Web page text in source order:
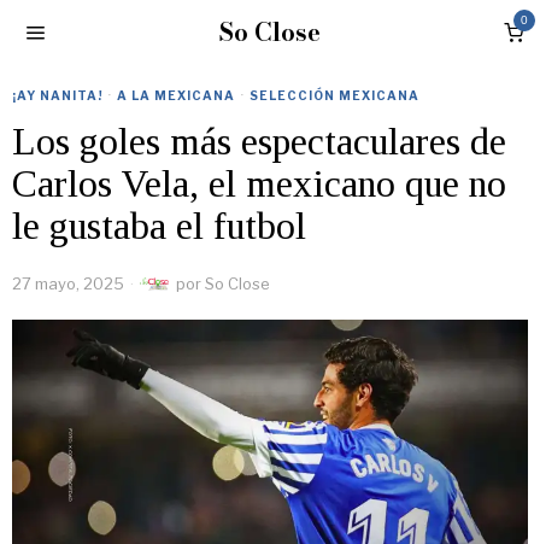
So Close 0
¡AY NANITA! · A LA MEXICANA · SELECCIÓN MEXICANA
Los goles más espectaculares de
Carlos Vela, el mexicano que no
le gustaba el futbol
27 mayo, 2025 porSo Close